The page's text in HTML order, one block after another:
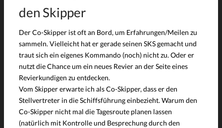
den Skipper
Der Co-Skipper ist oft an Bord, um Erfahrungen/Meilen zu
sammeln. Vielleicht hat er gerade seinen SKS gemacht und
traut sich ein eigenes Kommando (noch) nicht zu. Oder er
nutzt die Chance um ein neues Revier an der Seite eines
Revierkundigen zu entdecken.
Vom Skipper erwarte ich als Co-Skipper, dass er den
Stellvertreter in die Schiffsführung einbezieht. Warum den
Co-Skipper nicht mal die Tagesroute planen lassen
(natürlich mit Kontrolle und Besprechung durch den